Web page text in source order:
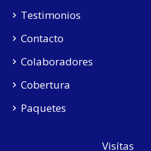
Testimonios
Contacto
Colaboradores
Cobertura
Paquetes
Visítas